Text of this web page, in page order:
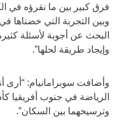
فرق كبير بين ما نقرؤه في
وبين التجربة التي خضناها
البحث عن أجوبة لأسئلة
وإيجاد طريقة لحلها”.
وأضافت سوبرامانيام:
الرياضة في جنوب أفريقيا
وترسيخهما بين السكان”.